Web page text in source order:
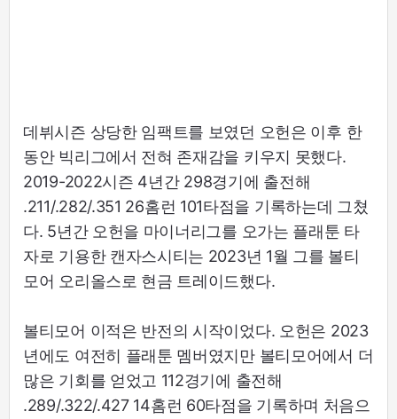
데뷔시즌 상당한 임팩트를 보였던 오헌은 이후 한
동안 빅리그에서 전혀 존재감을 키우지 못했다.
2019-2022시즌 4년간 298경기에 출전해
.211/.282/.351 26홈런 101타점을 기록하는데 그쳤
다. 5년간 오헌을 마이너리그를 오가는 플래툰 타
자로 기용한 캔자스시티는 2023년 1월 그를 볼티
모어 오리올스로 현금 트레이드했다.
볼티모어 이적은 반전의 시작이었다. 오헌은 2023
년에도 여전히 플래툰 멤버였지만 볼티모어에서 더
많은 기회를 얻었고 112경기에 출전해
.289/.322/.427 14홈런 60타점을 기록하며 처음으